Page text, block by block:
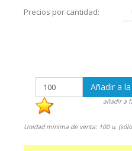
Precios por cantidad:
Añadir a
añadir a
Unidad mínima de venta: 100 u.